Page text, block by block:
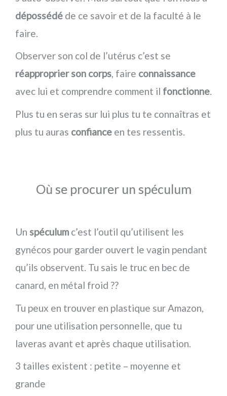
dépossédé de ce savoir et de la faculté à le
faire.
Observer son col de l’utérus c’est se
réapproprier son corps, faire connaissance
avec lui et comprendre comment il fonctionne.
Plus tu en seras sur lui plus tu te connaîtras et
plus tu auras confiance en tes ressentis.
Où se procurer un spéculum
Un spéculum c’est l’outil qu’utilisent les
gynécos pour garder ouvert le vagin pendant
qu’ils observent. Tu sais le truc en bec de
canard, en métal froid ??
Tu peux en trouver en plastique sur Amazon,
pour une utilisation personnelle, que tu
laveras avant et après chaque utilisation.
3 tailles existent : petite – moyenne et
grande